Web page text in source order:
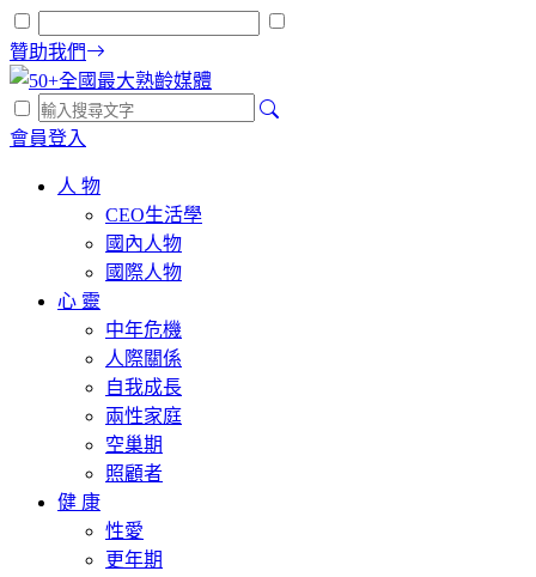
贊助我們
會員登入
人 物
CEO生活學
國內人物
國際人物
心 靈
中年危機
人際關係
自我成長
兩性家庭
空巢期
照顧者
健 康
性愛
更年期